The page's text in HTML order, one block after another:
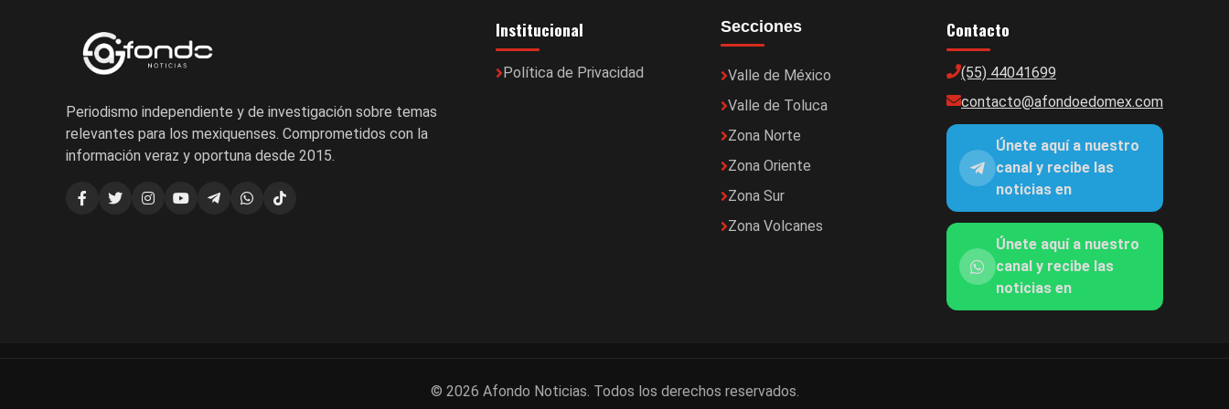
Periodismo independiente y de investigación sobre temas
relevantes para los mexiquenses. Comprometidos con la
información veraz y oportuna desde 2015.
Institucional
Política de Privacidad
Secciones
Valle de México
Valle de Toluca
Zona Norte
Zona Oriente
Zona Sur
Zona Volcanes
Contacto
(55) 44041699
contacto@afondoedomex.com
Únete aquí a nuestro
canal y recibe las
noticias en
Únete aquí a nuestro
canal y recibe las
noticias en
© 2026 Afondo Noticias. Todos los derechos reservados.